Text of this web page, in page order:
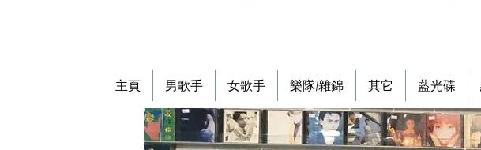
主頁 男歌手 女歌手 樂隊/雜錦 其它 藍光碟